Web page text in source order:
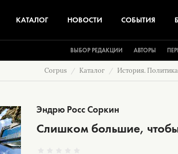
КАТАЛОГ НОВОСТИ СОБЫТИЯ
ВЫБОР РЕДАКЦИИ АВТОРЫ
Corpus Каталог История.
Эндрю Росс Соркин
Слишком большие,